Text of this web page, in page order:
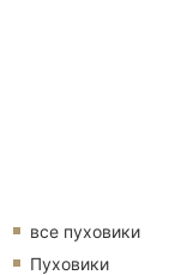
все пуховики
Пуховики